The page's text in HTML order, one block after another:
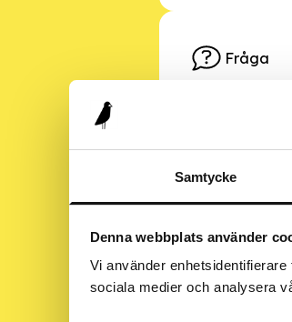
Samtycke
Denna webbplats använder
Vi använder
sociala medier och analysera
Fråga
Fråga
Anser ni att